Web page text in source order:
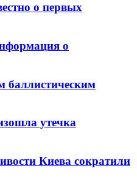
о первых
о
баллистическим
утечка
Киева сократили